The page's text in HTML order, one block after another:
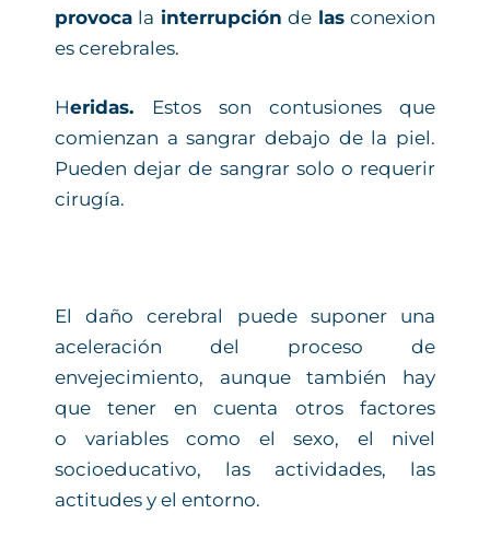
provoca la interrupción de lasconexion
es cerebrales.
Heridas. Estos son contusiones que
comienzan a sangrar debajo de la piel.
Pueden dejar de sangrar solo o requerir
cirugía.
El daño cerebral puede suponer una
aceleración del proceso de
envejecimiento, aunque también hay
que tener en cuenta otros factores
o variables como el sexo, el nivel
socioeducativo, las actividades, las
actitudes y el entorno.